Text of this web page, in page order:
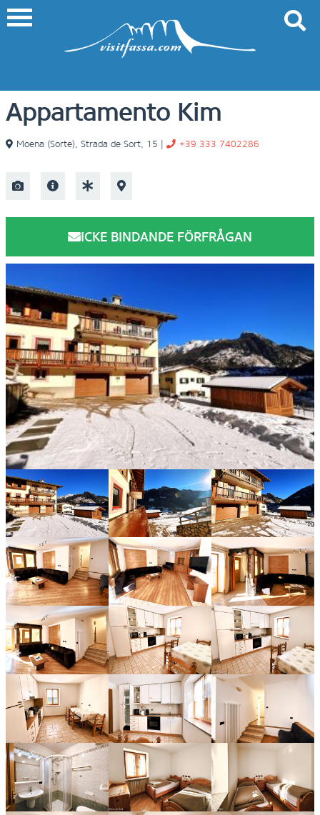
Appartamento Kim
Moena (Sorte), Strada de Sort, 15 | +39 333 7402286
ICKE BINDANDE FÖRFRÅGAN